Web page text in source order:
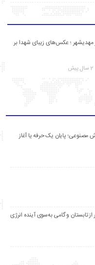
مهدیشهر ؛ عکس‌های زیبای شهدا بر
مصنوعی؛ پایان یک حرفه یا آغاز
تابستان و گامی به‌سوی آینده انرژی